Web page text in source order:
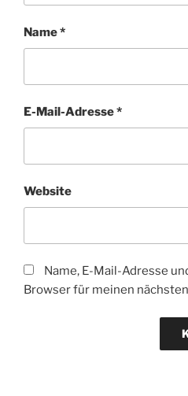
Name*
E-Mail-Adresse*
Website
Name, E-Mail-Adresse
Browser für meinen